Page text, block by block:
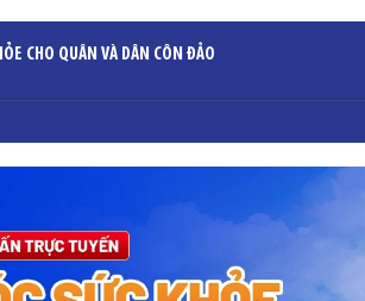
CHO QUÂN VÀ DÂN CÔN ĐẢO